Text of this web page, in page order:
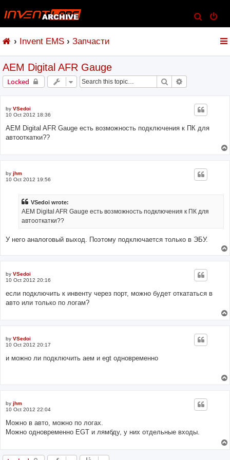
e
Invent EMS Запчасти
АЕМ Digital AFR Gauge
Locked Search
by VSedoi
10 Oct 2012 18:36
АЕМ Digital AFR Gauge есть возможность подключения к ПК для
автооткатки??
by jhm
10 Oct 2012 19:56
VSedoi wrote:
АЕМ Digital AFR Gauge есть возможность подключения к ПК для
автооткатки??
У него аналоговый выход. Поэтому подключается только в ЭБУ.
by VSedoi
10 Oct 2012 20:16
если подключить к инвенту через порт, можно будет откататься в
авто или только по логам?
by VSedoi
10 Oct 2012 20:17
и можно ли подключить аем и egt одновременно
by jhm
10 Oct 2012 22:04
Можно в авто, можно по логах.
Можно одновременно EGT и лямбду, у них отдельные входы.